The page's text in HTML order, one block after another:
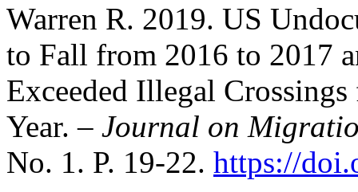
Warren R. 2019. US
to Fall from 2016 to 2017
Exceeded Illegal
Year. – Journal on
No. 1. P. 19-22. https://